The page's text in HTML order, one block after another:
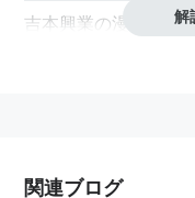
吉本興業の漫才コン解
関連ブログ